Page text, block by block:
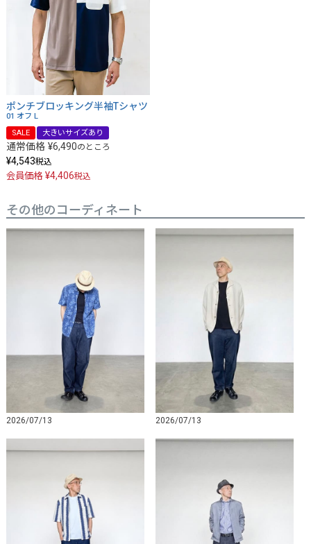
ポンチブロッキング半袖Tシャツ
01 オフ L
SALE
大きいサイズあり
通常価格 ¥6,490のところ
¥4,543税込
会員価格 ¥4,406税込
その他のコーディネート
2026/07/13 2026/07/13